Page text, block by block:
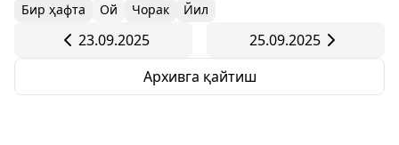
Бир ҳафта Ой Чорак Йил
23.09.2025
25.09.2025
Архивга қайтиш